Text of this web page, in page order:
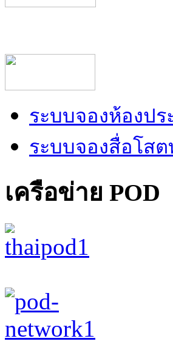
ระบบจองห้องปร
ระบบจองสื่อโส
เครือข่าย POD